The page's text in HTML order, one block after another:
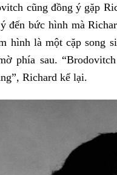
cũng đồng ý gặp
đến bức hình mà
hình là một cặp song
phía sau.
Richard kể lại.